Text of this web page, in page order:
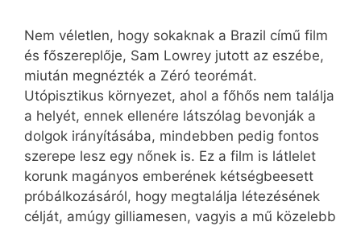
Nem véletlen, hogy sokaknak a Brazil című film
és főszereplője, Sam Lowrey jutott az eszébe,
miután megnézték a Zéró teorémát.
Utópisztikus környezet, ahol a főhős nem találja
a helyét, ennek ellenére látszólag bevonják a
dolgok irányításába, mindebben pedig fontos
szerepe lesz egy nőnek is. Ez a film is látlelet
korunk magányos emberének kétségbeesett
próbálkozásáról, hogy megtalálja létezésének
célját, amúgy gilliamesen, vagyis a mű közelebb